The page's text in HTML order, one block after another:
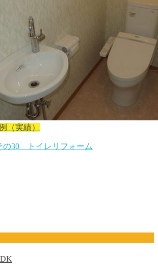
（実績）
30 トイレリフォーム